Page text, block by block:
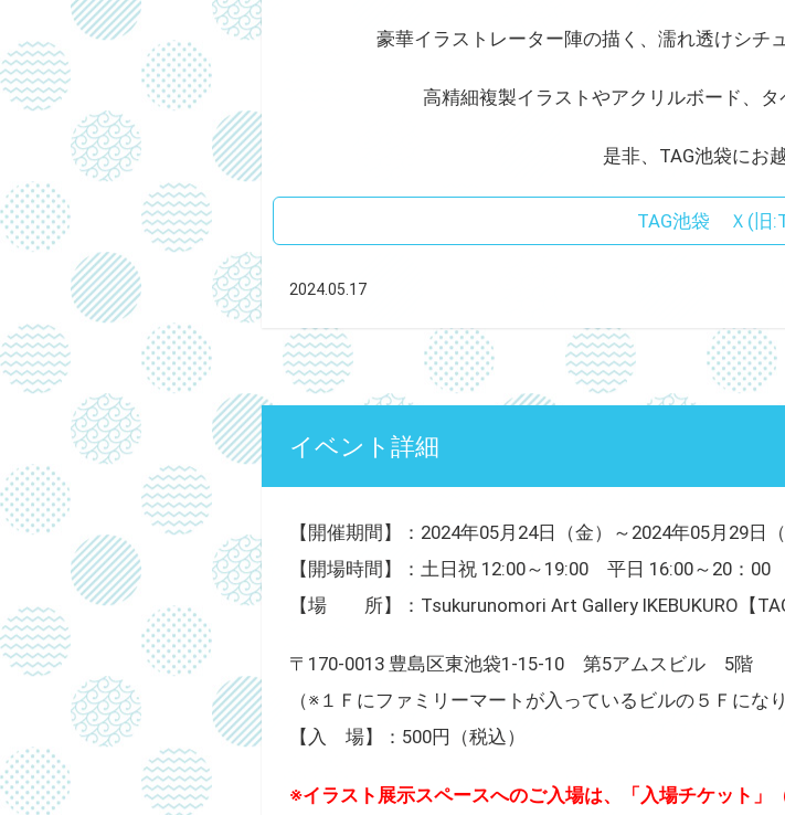
豪華イラストレーター陣の描く、濡れ透けシチ
高精細複製イラストやアクリルボード、
是非、TAG池袋にお
TAG池袋 Ｘ(旧
2024.05.17
イベント詳細
【開催期間】：2024年05月24日（金）～2024年05月29日（
【開場時間】：土日祝 12:00～19:00 平日 16:00～20：00
【場 所】：Tsukurunomori Art Gallery IKEBUKURO【
〒170‐0013 豊島区東池袋1-15-10 第5アムスビル 5階
（※１Ｆにファミリーマートが入っているビルの５Ｆになり
【入 場】：500円（税込）
※イラスト展示スペースへのご入場は、「入場チケット」